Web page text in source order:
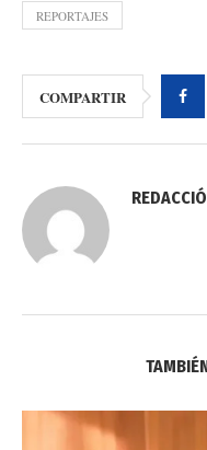
REPORTAJES
COMPARTIR